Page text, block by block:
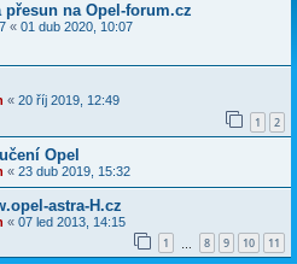
na Opel-forum.cz
« 01 dub 2020, 10:07
« 20 říj 2019, 12:49
1 2
Opel
« 23 dub 2019, 15:32
astra-H.cz
« 07 led 2013, 14:15
1 8 9 10 11